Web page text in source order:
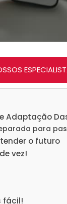
Adaptação
para
o futuro
vez!
fácil!